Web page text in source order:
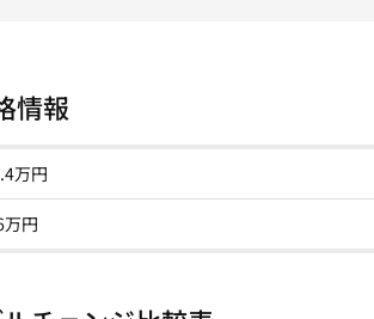
情報
万円
万円